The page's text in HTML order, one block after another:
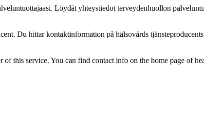
Löydät yhteystiedot terveydenhuollon
Du hittar kontaktinformation på hälsovårds
of this service. You can find contact info on the home page of